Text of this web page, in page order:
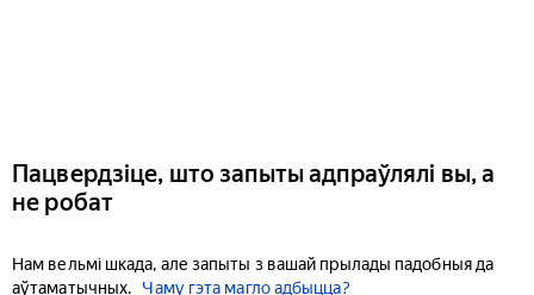
Пацвердзіце, што запыты адпраўлялі вы, а
не робат
Нам вельмі шкада, але запыты з вашай прылады падобныя да
аўтаматычных.
Чаму гэта магло адбыцца?